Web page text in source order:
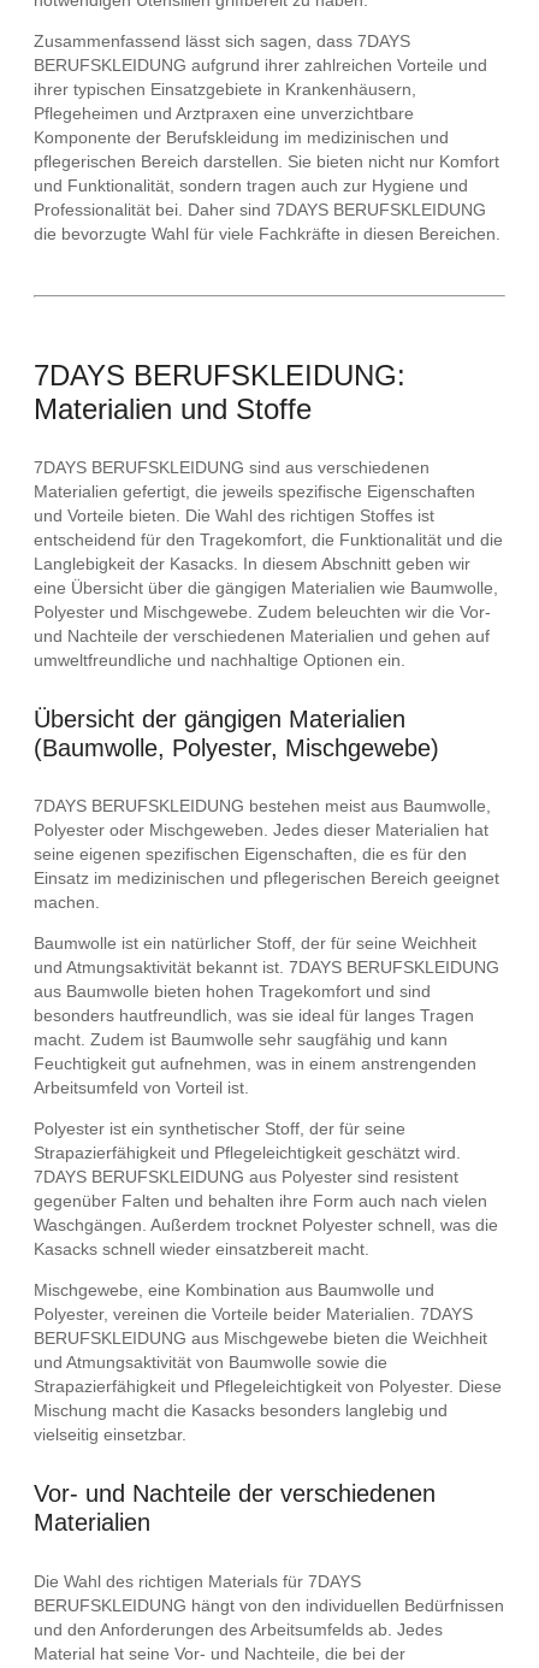
Zusammenfassend lässt sich sagen, dass 7DAYS
BERUFSKLEIDUNG aufgrund ihrer zahlreichen Vorteile und
ihrer typischen Einsatzgebiete in Krankenhäusern,
Pflegeheimen und Arztpraxen eine unverzichtbare
Komponente der Berufskleidung im medizinischen und
pflegerischen Bereich darstellen. Sie bieten nicht nur Komfort
und Funktionalität, sondern tragen auch zur Hygiene und
Professionalität bei. Daher sind 7DAYS BERUFSKLEIDUNG
die bevorzugte Wahl für viele Fachkräfte in diesen Bereichen.
7DAYS BERUFSKLEIDUNG:
Materialien und Stoffe
7DAYS BERUFSKLEIDUNG sind aus verschiedenen
Materialien gefertigt, die jeweils spezifische Eigenschaften
und Vorteile bieten. Die Wahl des richtigen Stoffes ist
entscheidend für den Tragekomfort, die Funktionalität und die
Langlebigkeit der Kasacks. In diesem Abschnitt geben wir
eine Übersicht über die gängigen Materialien wie Baumwolle,
Polyester und Mischgewebe. Zudem beleuchten wir die Vor-
und Nachteile der verschiedenen Materialien und gehen auf
umweltfreundliche und nachhaltige Optionen ein.
Übersicht der gängigen Materialien
(Baumwolle, Polyester, Mischgewebe)
7DAYS BERUFSKLEIDUNG bestehen meist aus Baumwolle,
Polyester oder Mischgeweben. Jedes dieser Materialien hat
seine eigenen spezifischen Eigenschaften, die es für den
Einsatz im medizinischen und pflegerischen Bereich geeignet
machen.
Baumwolle ist ein natürlicher Stoff, der für seine Weichheit
und Atmungsaktivität bekannt ist. 7DAYS BERUFSKLEIDUNG
aus Baumwolle bieten hohen Tragekomfort und sind
besonders hautfreundlich, was sie ideal für langes Tragen
macht. Zudem ist Baumwolle sehr saugfähig und kann
Feuchtigkeit gut aufnehmen, was in einem anstrengenden
Arbeitsumfeld von Vorteil ist.
Polyester ist ein synthetischer Stoff, der für seine
Strapazierfähigkeit und Pflegeleichtigkeit geschätzt wird.
7DAYS BERUFSKLEIDUNG aus Polyester sind resistent
gegenüber Falten und behalten ihre Form auch nach vielen
Waschgängen. Außerdem trocknet Polyester schnell, was die
Kasacks schnell wieder einsatzbereit macht.
Mischgewebe, eine Kombination aus Baumwolle und
Polyester, vereinen die Vorteile beider Materialien. 7DAYS
BERUFSKLEIDUNG aus Mischgewebe bieten die Weichheit
und Atmungsaktivität von Baumwolle sowie die
Strapazierfähigkeit und Pflegeleichtigkeit von Polyester. Diese
Mischung macht die Kasacks besonders langlebig und
vielseitig einsetzbar.
Vor- und Nachteile der verschiedenen
Materialien
Die Wahl des richtigen Materials für 7DAYS
BERUFSKLEIDUNG hängt von den individuellen Bedürfnissen
und den Anforderungen des Arbeitsumfelds ab. Jedes
Material hat seine Vor- und Nachteile, die bei der